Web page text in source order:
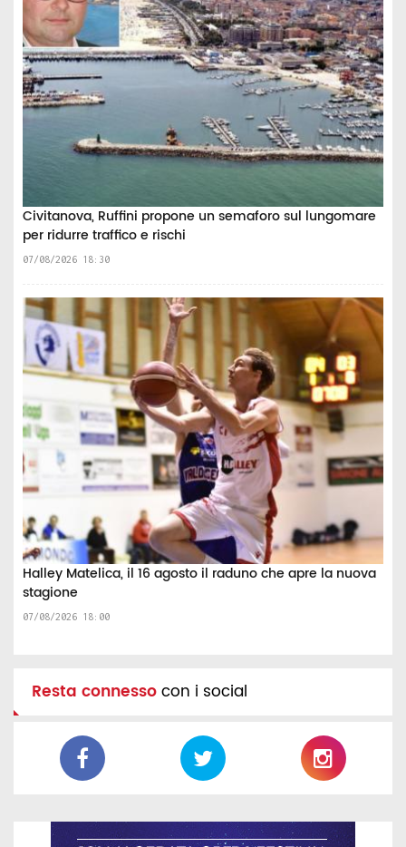
Civitanova, Ruffini propone un semaforo sul lungomare
per ridurre traffico e rischi
07/08/2026 18:30
Halley Matelica, il 16 agosto il raduno che apre la nuova
stagione
07/08/2026 18:00
Resta connessocon i social